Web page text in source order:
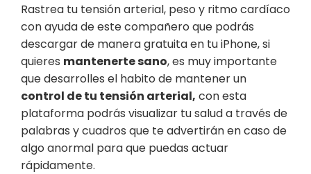
Rastrea tu tensión arterial, peso y ritmo cardíaco
con ayuda de este compañero que podrás
descargar de manera gratuita en tu iPhone, si
quieres mantenerte sano, es muy importante
que desarrolles el habito de mantener un
control de tu tensión arterial, con esta
plataforma podrás visualizar tu salud a través de
palabras y cuadros que te advertirán en caso de
algo anormal para que puedas actuar
rápidamente.